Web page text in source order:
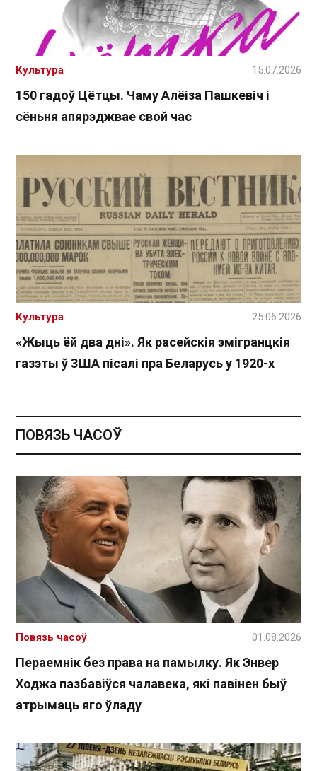
150 гадоў Цётцы. Чаму Алёіза Пашкевіч і
сёньня апярэджвае свой час
Культура 15.07.2026
«Жыць ёй два дні». Як расейскія эмігранцкія
газэты ў ЗША пісалі пра Беларусь у 1920-х
Культура 25.06.2026
ПОВЯЗЬ ЧАСОЎ
Пераемнік без права на памылку. Як Энвер
Ходжа пазбавіўся чалавека, які павінен быў
атрымаць яго ўладу
Повязь часоў 01.08.2026